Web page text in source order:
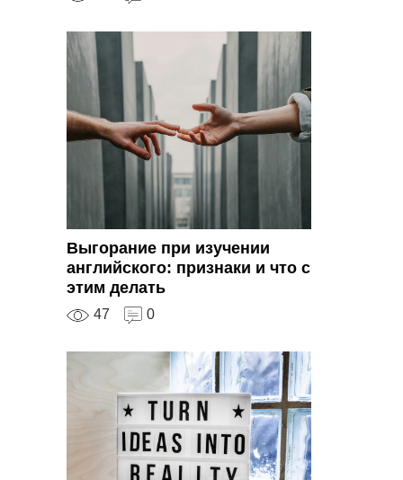
Выгорание при изучении
английского: признаки и что с
этим делать
47 0